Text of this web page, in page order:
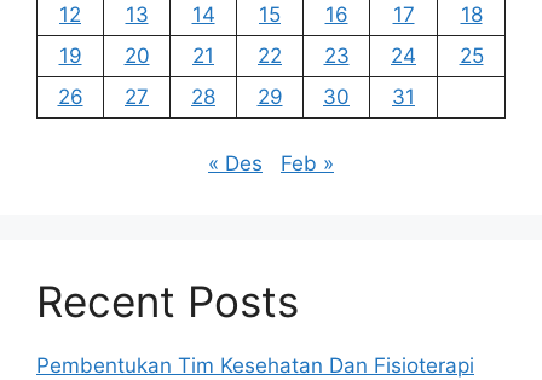
12
13 14 15 16 17
18
19
20 21 22 23 24
25
26
27 28 29 30 31
« Des Feb »
Recent Posts
Pembentukan Tim Kesehatan Dan Fisioterapi